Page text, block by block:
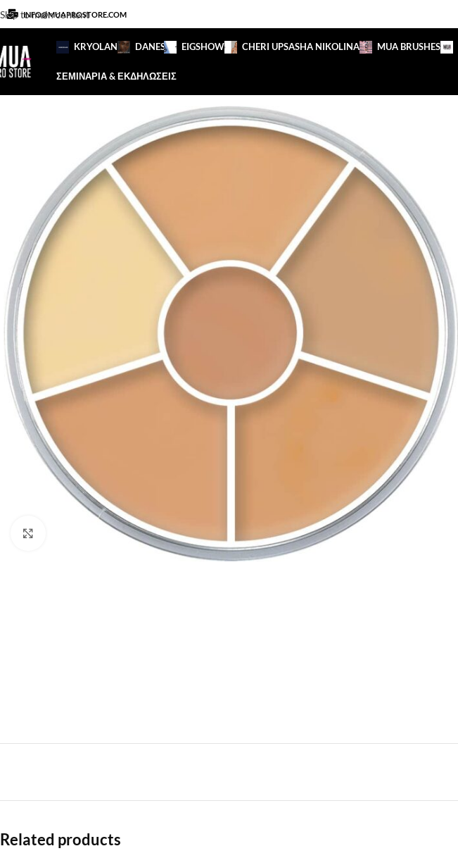
Skip to main content
INFO@MUAPROSTORE.COM
KRYOLAN DANESSA EIGSHOW CHERI UPSASHA NIKOLINA MUA BRUSHES
ΣΕΜΙΝΑΡΙΑ & ΕΚΔΗΛΩΣΕΙΣ
Related products